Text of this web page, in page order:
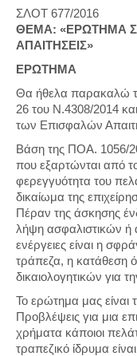
ΣΛΟΤ 677/2016
ΘΕΜΑ: «ΕΡΩΤΗΜΑ
ΑΠΑΙΤΗΣΕΙΣ»
ΕΡΩΤΗΜΑ
Θα ήθελα παρακαλώ
26 του Ν.4308/2014
των Επισφαλών
Βάση της ΠΟΑ. 1056/
που εξαρτώνται από
φερεγγυότητα του
δικαίωμα της
Πέραν της άσκησης
λήψη ασφαλιστικών ή
ενέργειες είναι η
τράπεζα, η κατάθεση
δικαιολογητικών για
Το ερώτημα μας είναι
Προβλέψεις για μια
χρήματα κάποιοι
τραπεζικό ίδρυμα